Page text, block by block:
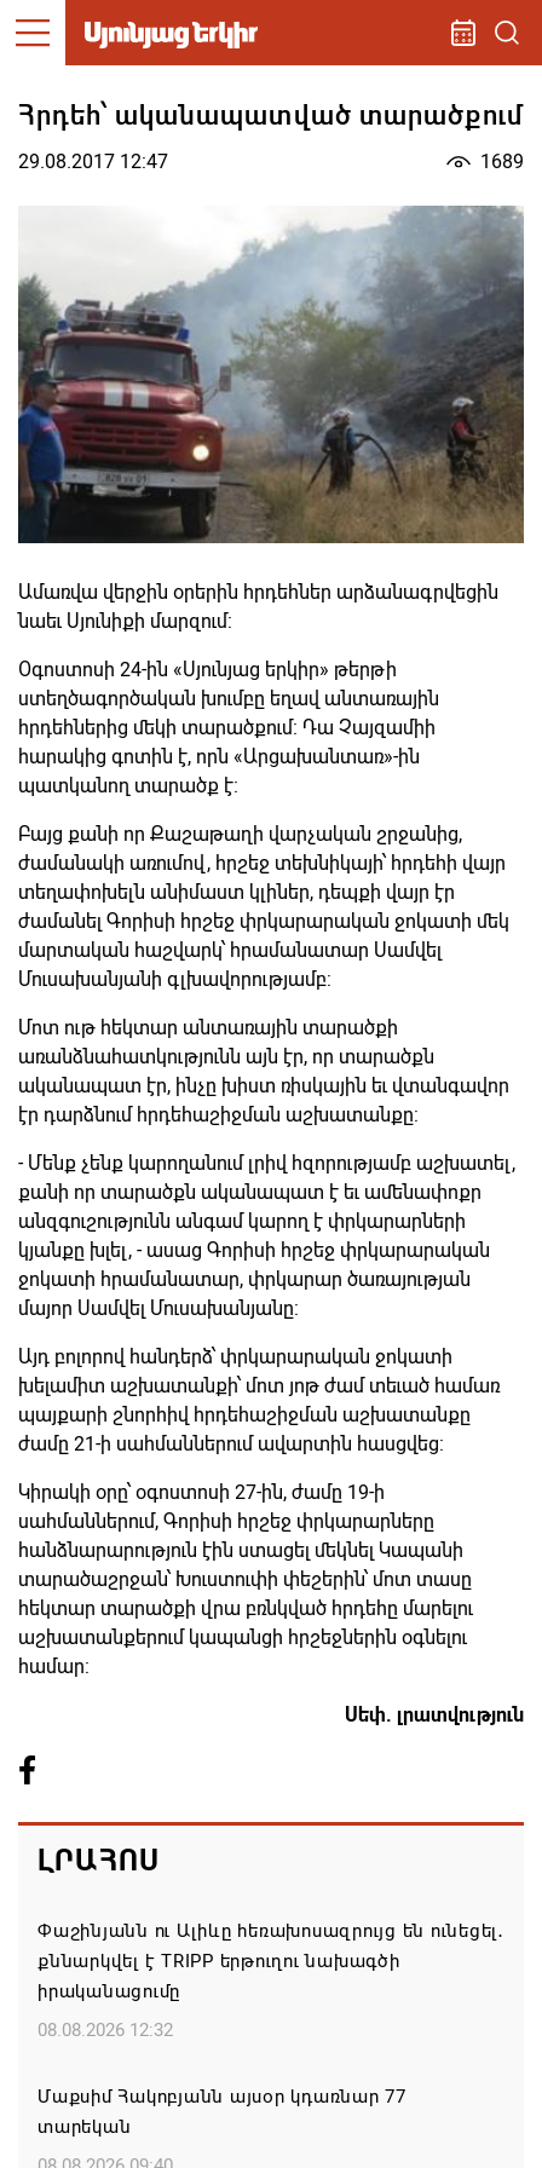
Հրդեհ՝ ականապատված տարածքում
29.08.2017 12:47 1689
Ամառվա վերջին օրերին հրդեհներ արձանագրվեցին
նաեւ Սյունիքի մարզում:
Օգոստոսի 24-ին «Սյունյաց երկիր» թերթի
ստեղծագործական խումբը եղավ անտառային
հրդեհներից մեկի տարածքում: Դա Չայզամիի
հարակից գոտին է, որն «Արցախանտառ»-ին
պատկանող տարածք է:
Բայց քանի որ Քաշաթաղի վարչական շրջանից,
ժամանակի առումով, հրշեջ տեխնիկայի՝ հրդեհի վայր
տեղափոխելն անիմաստ կլիներ, դեպքի վայր էր
ժամանել Գորիսի հրշեջ փրկարարական ջոկատի մեկ
մարտական հաշվարկ՝ հրամանատար Սամվել
Մուսախանյանի գլխավորությամբ:
Մոտ ութ հեկտար անտառային տարածքի
առանձնահատկությունն այն էր, որ տարածքն
ականապատ էր, ինչը խիստ ռիսկային եւ վտանգավոր
էր դարձնում հրդեհաշիջման աշխատանքը:
- Մենք չենք կարողանում լրիվ հզորությամբ աշխատել,
քանի որ տարածքն ականապատ է եւ ամենափոքր
անզգուշությունն անգամ կարող է փրկարարների
կյանքը խլել, - ասաց Գորիսի հրշեջ փրկարարական
ջոկատի հրամանատար, փրկարար ծառայության
մայոր Սամվել Մուսախանյանը:
Այդ բոլորով հանդերձ՝ փրկարարական ջոկատի
խելամիտ աշխատանքի՝ մոտ յոթ ժամ տեւած համառ
պայքարի շնորհիվ հրդեհաշիջման աշխատանքը
ժամը 21-ի սահմաններում ավարտին հասցվեց:
Կիրակի օրը՝ օգոստոսի 27-ին, ժամը 19-ի
սահմաններում, Գորիսի հրշեջ փրկարարները
հանձնարարություն էին ստացել մեկնել Կապանի
տարածաշրջան՝ Խուստուփի փեշերին՝ մոտ տասը
հեկտար տարածքի վրա բռնկված հրդեհը մարելու
աշխատանքերում կապանցի հրշեջներին օգնելու
համար:
Սեփ. լրատվություն
ԼՐԱՀՈՍ
Փաշինյանն ու Ալիևը հեռախոսազրույց են ունեցել․
քննարկվել է TRIPP երթուղու նախագծի
իրականացումը
08.08.2026 12:32
Մաքսիմ Հակոբյանն այսօր կդառնար 77
տարեկան